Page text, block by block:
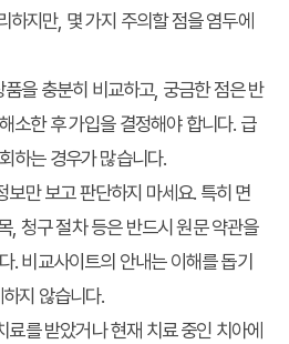
하지만, 몇 가지 주의할 점을 염두에
품을 충분히 비교하고, 궁금한 점은 반
소한 후 가입을 결정해야 합니다. 급
하는 경우가 많습니다.
보만 보고 판단하지 마세요. 특히 면
, 청구 절차 등은 반드시 원문 약관을
. 비교사이트의 안내는 이해를 돕기
지 않습니다.
료를 받았거나 현재 치료 중인 치아에